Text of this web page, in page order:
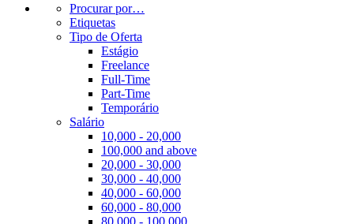
Procurar por…
Etiquetas
Tipo de Oferta
Estágio
Freelance
Full-Time
Part-Time
Temporário
Salário
10,000 - 20,000
100,000 and above
20,000 - 30,000
30,000 - 40,000
40,000 - 60,000
60,000 - 80,000
80,000 - 100,000